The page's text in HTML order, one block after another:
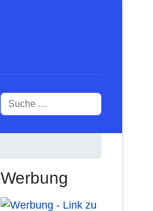
Suchen
Werbung